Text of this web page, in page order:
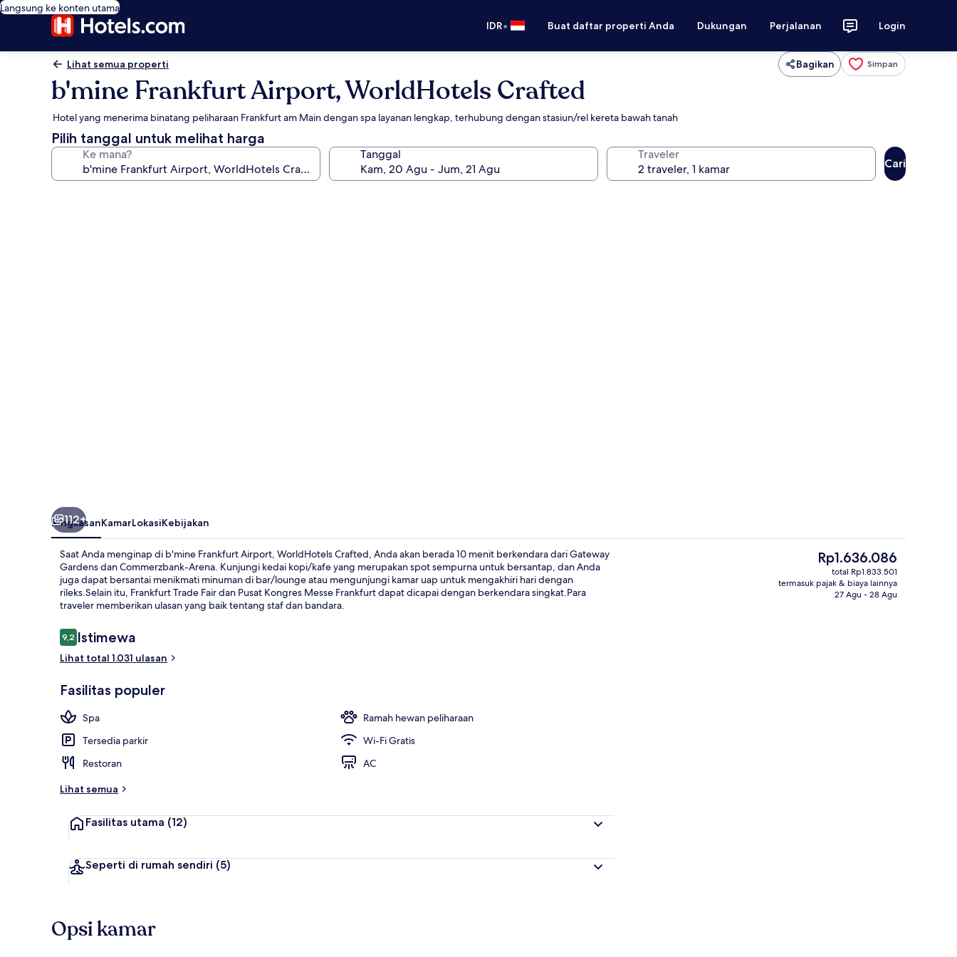
Langsung ke konten utama
IDR• Buat daftar properti Anda Dukungan Perjalanan Login
Lihat semua properti Bagikan Simpan
b'mine Frankfurt Airport, WorldHotels Crafted
Hotel yang menerima binatang peliharaan Frankfurt am Main dengan spa layanan lengkap, terhubung dengan stasiun/rel kereta bawah tanah
Pilih tanggal untuk melihat harga
Ke mana? Tanggal Traveler
Cari
Lobi SkyLoft | Kamar mandi | Shower,
112+
RingkasanKamarLokasiKebijakan
Saat Anda menginap di b'mine Frankfurt Airport, WorldHotels Crafted, Anda akan berada 10 menit berkendara dari Gateway
Gardens dan Commerzbank-Arena. Kunjungi kedai kopi/kafe yang merupakan spot sempurna untuk bersantap, dan Anda
juga dapat bersantai menikmati minuman di bar/lounge atau mengunjungi kamar uap untuk mengakhiri hari dengan
rileks.Selain itu, Frankfurt Trade Fair dan Pusat Kongres Messe Frankfurt dapat dicapai dengan berkendara singkat.Para
traveler memberikan ulasan yang baik tentang staf dan bandara.
Ulasan
9,29,2 dari 10
Istimewa
Lihat total 1.031 ulasan
Fasilitas populer
Spa
Ramah hewan peliharaan
Tersedia parkir
Wi-Fi Gratis
Restoran
AC
Lihat semua
Fasilitas utama (12)
Seperti di rumah sendiri (5)
Harga
saat
ini
Rp1.636.086
Rp1.636.086
total Rp1.833.501
termasuk pajak & biaya lainnya
27 Agu - 28 Agu
Opsi kamar